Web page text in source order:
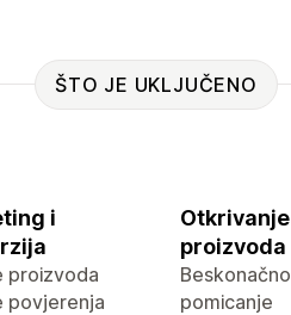
ŠTO JE UKLJUČENO
i
proizvoda
povjerenja
Otkrivanje
proizvoda
Beskonačno
pomicanje